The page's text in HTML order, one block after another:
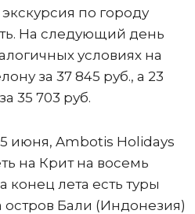
по городу
На следующий день
условиях на
за 37 845 руб., а 23
35 703 руб.
июня, Ambotis Holidays
на Крит на восемь
конец лета есть туры
Бали (Индонезия)